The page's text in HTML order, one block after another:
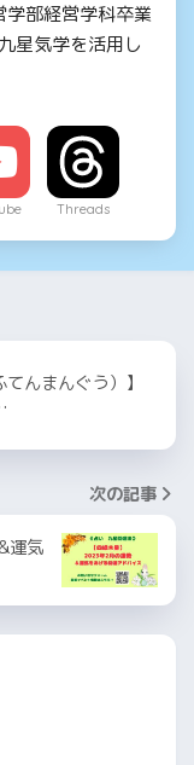
部経営学科卒業
星気学を活用し
Threads
んまんぐう）】
次の記事
運気